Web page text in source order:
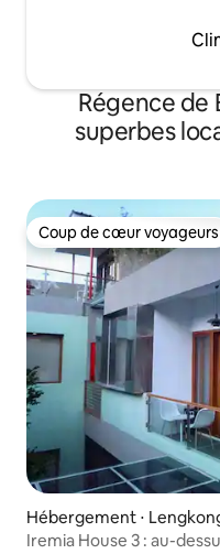
Régence de
superbes
Coup de cœur voyageurs
Coup de cœur voyageurs
Hébergement ⋅
Iremia House 3 : au-